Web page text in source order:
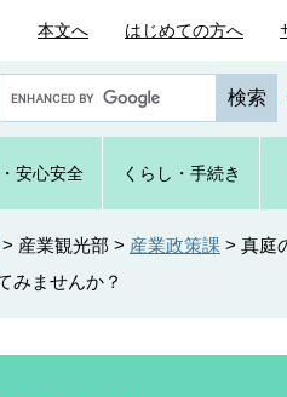
本文へ はじめての方へ
o
e
カ
タ
安心安全 くらし ・手続き
> 産業観光部 > 産業政策課 > 真庭
みませんか？